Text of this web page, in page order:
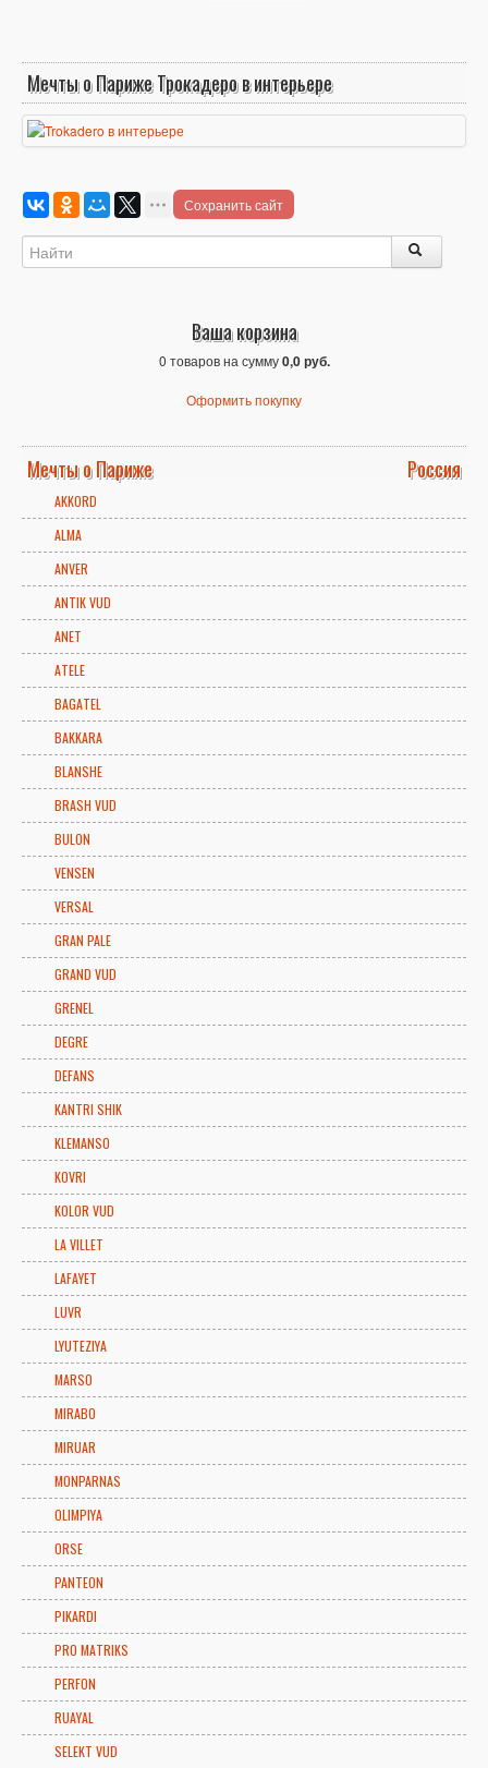
Мечты о Париже Трокадеро в интерьере
Сохранить сайт
Ваша корзина
0 товаров на сумму0,0 руб.
Оформить покупку
Мечты о Париже Россия
AKKORD
ALMA
ANVER
ANTIK VUD
ANET
ATELE
BAGATEL
BAKKARA
BLANSHE
BRASH VUD
BULON
VENSEN
VERSAL
GRAN PALE
GRAND VUD
GRENEL
DEGRE
DEFANS
KANTRI SHIK
KLEMANSO
KOVRI
KOLOR VUD
LA VILLET
LAFAYET
LUVR
LYUTEZIYA
MARSO
MIRABO
MIRUAR
MONPARNAS
OLIMPIYA
ORSE
PANTEON
PIKARDI
PRO MATRIKS
PERFON
RUAYAL
SELEKT VUD